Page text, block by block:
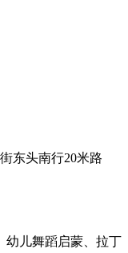
东头南行20米路
幼儿舞蹈启蒙、拉丁